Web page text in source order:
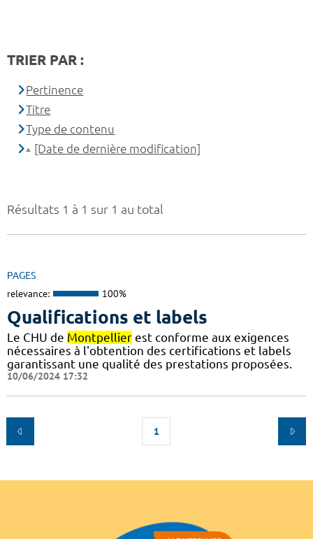
Résultats 1 à 1 sur 1 au total
PAGES
relevance: 100%
Qualifications et labels
Le CHU de Montpellier est conforme aux exigences
nécessaires à l'obtention des certifications et labels
garantissant une qualité des prestations proposées.
10/06/2024 17:32
1
TRIER PAR :
Pertinence
Titre
Type de contenu
[Date de dernière modification]